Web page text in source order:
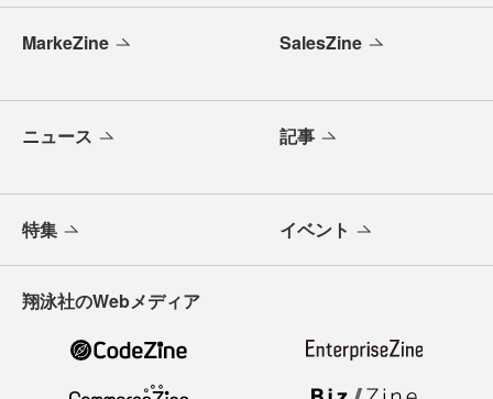
MarkeZine SalesZine
ニュース 記事
特集 イベント
翔泳社のWebメディア